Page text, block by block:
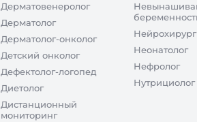
Дерматовенеролог
Дерматолог
Дерматолог-онколог
Детский онколог
Дефектолог-логопед
Диетолог
Дистанционный
мониторинг
Нейрохирург
Неонатолог
Нефролог
Нутрициолог